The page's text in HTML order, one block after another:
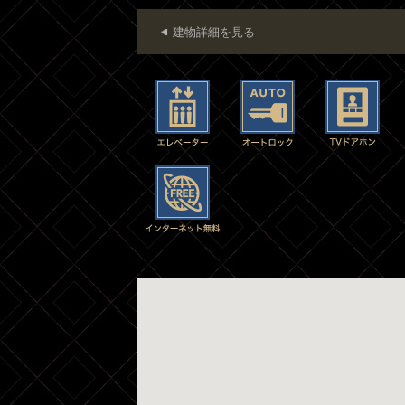
建物詳細を見る